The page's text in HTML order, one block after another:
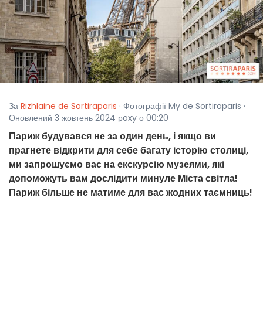
За Rizhlaine de Sortiraparis · Фотографії My de Sortiraparis ·
Оновлений 3 жовтень 2024 рoxy о 00:20
Париж будувався не за один день, і якщо ви
прагнете відкрити для себе багату історію столиці,
ми запрошуємо вас на екскурсію музеями, які
допоможуть вам дослідити минуле Міста світла!
Париж більше не матиме для вас жодних таємниць!